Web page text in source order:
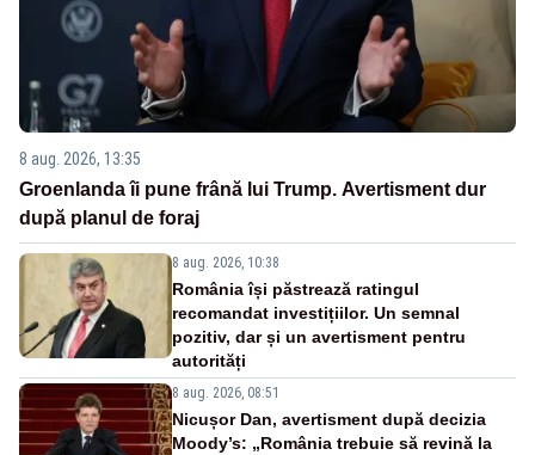
8 aug. 2026, 13:35
Groenlanda îi pune frână lui Trump. Avertisment dur
după planul de foraj
8 aug. 2026, 10:38
România își păstrează ratingul
recomandat investițiilor. Un semnal
pozitiv, dar și un avertisment pentru
autorități
8 aug. 2026, 08:51
Nicușor Dan, avertisment după decizia
Moody’s: „România trebuie să revină la